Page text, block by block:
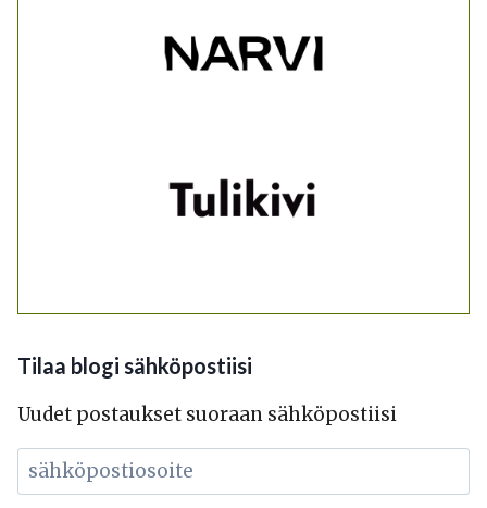
Tilaa blogi sähköpostiisi
Uudet postaukset suoraan sähköpostiisi